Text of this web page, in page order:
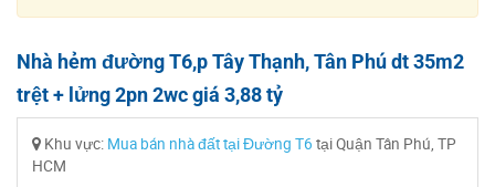
Nhà hẻm đường T6,p Tây Thạnh, Tân Phú dt 35m2
trệt + lửng 2pn 2wc giá 3,88 tỷ
Khu vực: Mua bán nhà đất tại Đường T6 tại Quận Tân Phú, TP
HCM